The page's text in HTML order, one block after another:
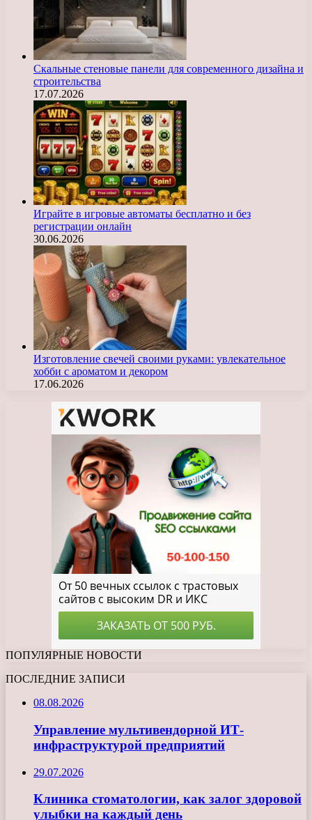
Скальные стеновые панели для современного дизайна и
строительства
17.07.2026
Играйте в игровые автоматы бесплатно и без
регистрации онлайн
30.06.2026
Изготовление свечей своими руками: увлекательное
хобби с ароматом и декором
17.06.2026
ПОПУЛЯРНЫЕ НОВОСТИ
ПОСЛЕДНИЕ ЗАПИСИ
08.08.2026
Управление мультивендорной ИТ-
инфраструктурой предприятий
29.07.2026
Клиника стоматологии, как залог здоровой
улыбки на каждый день